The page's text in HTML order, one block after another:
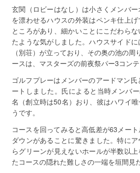
玄関（ロビーはなし）は小さくメンバ
を漂わせるハウスの外装はペンキ仕上
ところがあり、細かいことにこだわら
たような気がしました。ハウスサイド
（別荘）が立っており、その奥の池の周
ースは、マスターズの前夜祭パー3コンテ
ゴルフプレーはメンバーのアードマン
ートしました。氏によると当時メンバ
名（創立時は50名）おり、彼はハワイ
うです。
コースを回ってみると高低差が63メー
ダウンがあることに驚きました。特に
らグリーンが見えないホールが半数以
たコースの隠れた難しさの一端を垣間見